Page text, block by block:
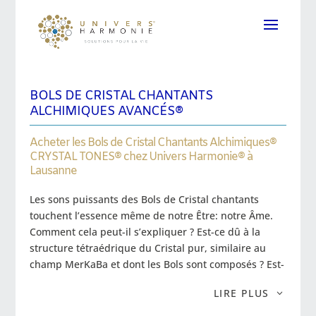
BOLS DE CRISTAL CHANTANTS
ALCHIMIQUES AVANCÉS®
Acheter les Bols de Cristal Chantants Alchimiques®
CRYSTAL TONES® chez Univers Harmonie® à
Lausanne
Les sons puissants des Bols de Cristal chantants
touchent l’essence même de notre Être: notre Âme.
Comment cela peut-il s’expliquer ? Est-ce dû à la
structure tétraédrique du Cristal pur, similaire au
champ MerKaBa et dont les Bols sont composés ? Est-
Création ? Une chose est sûre : le son-vibration d’un
LIRE PLUS